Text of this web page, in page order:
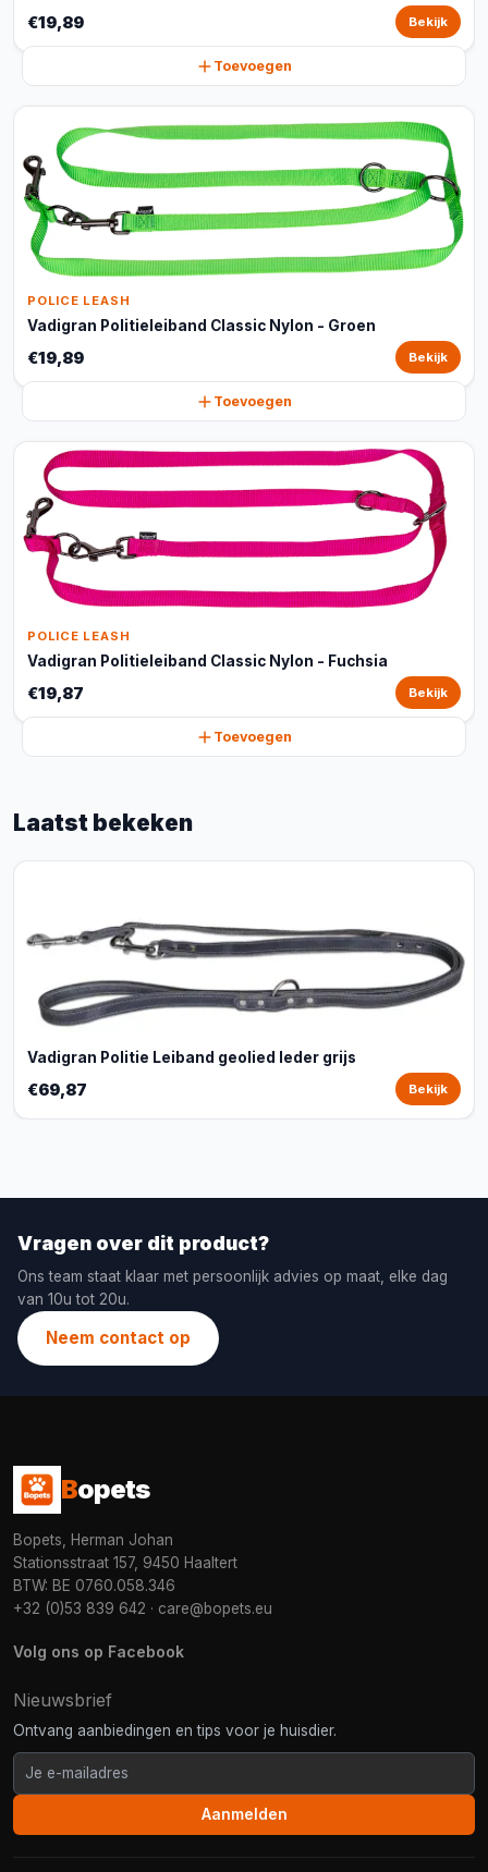
€19,89 Bekijk
Toevoegen
POLICE LEASH
Vadigran Politieleiband Classic Nylon - Groen
€19,89 Bekijk
Toevoegen
POLICE LEASH
Vadigran Politieleiband Classic Nylon - Fuchsia
€19,87 Bekijk
Toevoegen
Laatst bekeken
Vadigran Politie Leiband geolied leder grijs
€69,87 Bekijk
Vragen over dit product?
Ons team staat klaar met persoonlijk advies op maat, elke dag
van 10u tot 20u.
Neem contact op
Bopets
Bopets, Herman Johan
Stationsstraat 157, 9450 Haaltert
BTW: BE 0760.058.346
+32 (0)53 839 642 · care@bopets.eu
Volg ons op Facebook
Nieuwsbrief
Ontvang aanbiedingen en tips voor je huisdier.
Aanmelden